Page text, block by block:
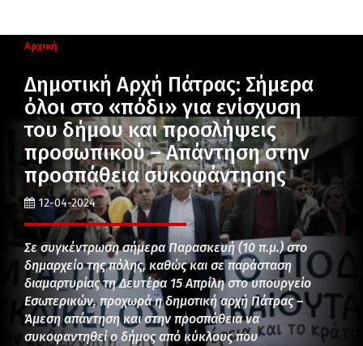
Αρχική
Δημοτική Αρχή Πάτρας: Σήμερα
όλοι στο «πόδι» για ενίσχυση
του δήμου και προσλήψεις
προσωπικού – Απάντηση στην
προσπάθεια συκοφάντησης
12-04-2024
Σε συγκέντρωση σήμερα Παρασκευή (10 π.μ.) στο
δημαρχείο της πόλης, καθώς και σε παράσταση
διαμαρτυρίας τη Δευτέρα 15 Απρίλη στο υπουργείο
Εσωτερικών, προχωρά η δημοτική αρχή Πάτρας –
Άμεση απάντηση και στην προσπάθεια να
συκοφαντηθεί ο δήμος από κύκλους που